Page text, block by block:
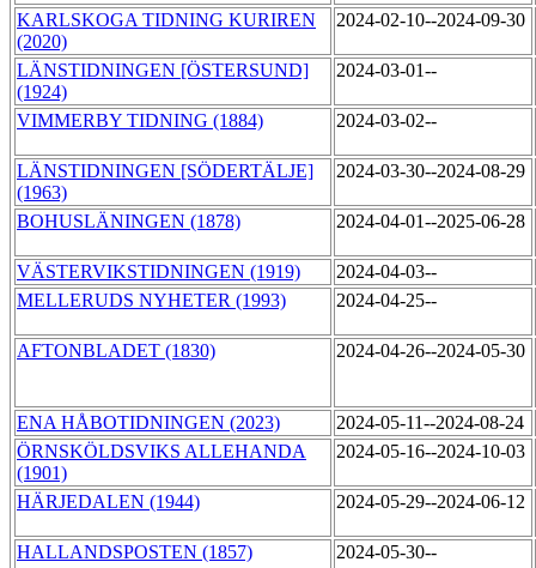
KARLSKOGA TIDNING KURIREN
(2020)
2024-02-10--2024-09-30
LÄNSTIDNINGEN [ÖSTERSUND]
(1924)
2024-03-01--
VIMMERBY TIDNING (1884) 2024-03-02--
LÄNSTIDNINGEN [SÖDERTÄLJE]
(1963)
2024-03-30--2024-08-29
BOHUSLÄNINGEN (1878) 2024-04-01--2025-06-28
VÄSTERVIKSTIDNINGEN (1919)
2024-04-03--
MELLERUDS NYHETER (1993)
2024-04-25--
AFTONBLADET (1830) 2024-04-26--2024-05-30
ENA HÅBOTIDNINGEN (2023)
2024-05-11--2024-08-24
ÖRNSKÖLDSVIKS ALLEHANDA
(1901)
2024-05-16--2024-10-03
HÄRJEDALEN (1944) 2024-05-29--2024-06-12
HALLANDSPOSTEN (1857) 2024-05-30--